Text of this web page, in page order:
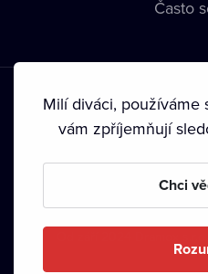
Často
Podmínky používání •
•
Milí diváci, používáme
vám zpříjemňují
Chci